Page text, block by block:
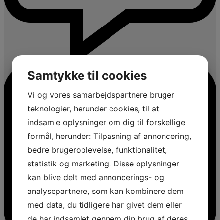
Samtykke til cookies
Vi og vores samarbejdspartnere bruger
teknologier, herunder cookies, til at
indsamle oplysninger om dig til forskellige
formål, herunder: Tilpasning af annoncering,
bedre brugeroplevelse, funktionalitet,
statistik og marketing. Disse oplysninger
kan blive delt med annoncerings- og
analysepartnere, som kan kombinere dem
med data, du tidligere har givet dem eller